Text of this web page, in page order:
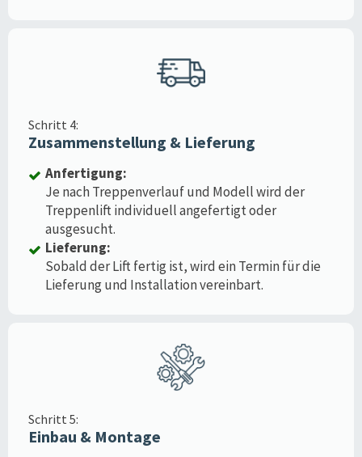
Schritt 4:
Zusammenstellung & Lieferung
Anfertigung:
Je nach Treppenverlauf und Modell wird der
Treppenlift individuell angefertigt oder
ausgesucht.
Lieferung:
Sobald der Lift fertig ist, wird ein Termin für die
Lieferung und Installation vereinbart.
Schritt 5:
Einbau & Montage